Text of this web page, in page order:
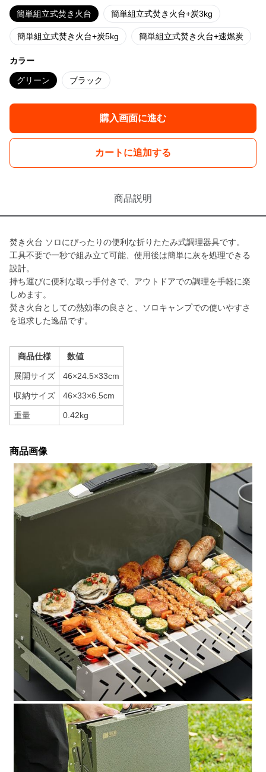
簡単組立式焚き火台 簡単組立式焚き火台+炭3kg
簡単組立式焚き火台+炭5kg 簡単組立式焚き火台+速燃炭
カラー
グリーン ブラック
購入画面に進む
カートに追加する
商品説明
焚き火台 ソロにぴったりの便利な折りたたみ式調理器具です。
工具不要で一秒で組み立て可能、使用後は簡単に灰を処理できる
設計。
持ち運びに便利な取っ手付きで、アウトドアでの調理を手軽に楽
しめます。
焚き火台としての熱効率の良さと、ソロキャンプでの使いやすさ
を追求した逸品です。
商品仕様 数値
展開サイズ 46×24.5×33cm
収納サイズ 46×33×6.5cm
重量 0.42kg
商品画像